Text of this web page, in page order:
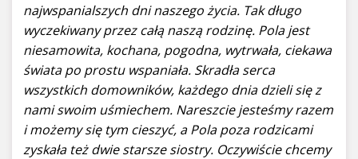
najwspanialszych dni naszego życia. Tak długo
wyczekiwany przez całą naszą rodzinę. Pola jest
niesamowita, kochana, pogodna, wytrwała, ciekawa
świata po prostu wspaniała. Skradła serca
wszystkich domowników, każdego dnia dzieli się z
nami swoim uśmiechem. Nareszcie jesteśmy razem
i możemy się tym cieszyć, a Pola poza rodzicami
zyskała też dwie starsze siostry. Oczywiście chcemy